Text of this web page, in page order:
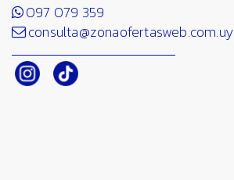
097 079 359
consulta@zonaofertasweb.com.uy